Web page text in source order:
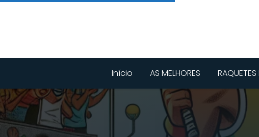
Início AS MELHORES